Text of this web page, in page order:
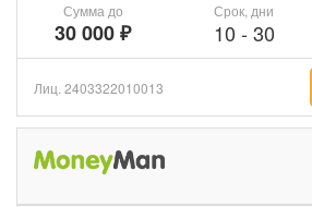
Сумма до
30 000 ₽
Срок, дни
10 - 30
Лиц. 2403322010013